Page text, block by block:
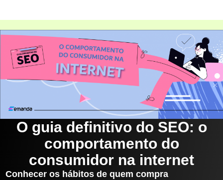
O guia definitivo do SEO: o
comportamento do
consumidor na internet
Conhecer os hábitos de quem compra